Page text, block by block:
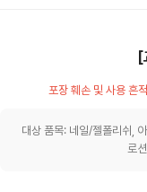
[
포장 훼손 및 사용 흔
대상 품목: 네일/젤폴리쉬,
로